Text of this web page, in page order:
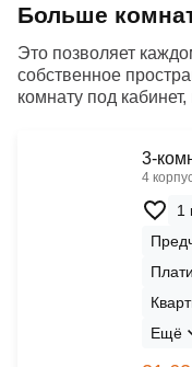
Больше
Это позволяет
собственное
комнату под
3-
4
1
Ещё